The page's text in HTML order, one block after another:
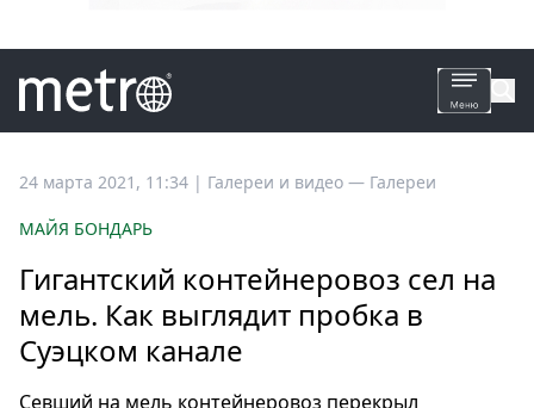
Все
Петербург
Россия
Мир
Здоровье
24 марта 2021, 11:34 | Галереи и видео — Галереи
МАЙЯ БОНДАРЬ
Гигантский контейнеровоз сел на
мель. Как выглядит пробка в
Суэцком канале
Севший на мель контейнеровоз перекрыл